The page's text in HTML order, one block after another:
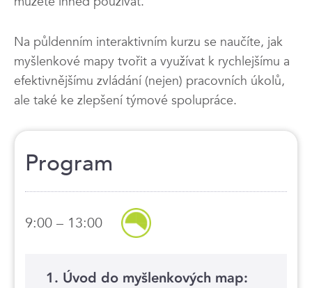
Na půldenním interaktivním kurzu se naučíte, jak
myšlenkové mapy tvořit a využívat k rychlejšímu a
efektivnějšímu zvládání (nejen) pracovních úkolů,
ale také ke zlepšení týmové spolupráce.
Program
9:00 – 13:00
1. Úvod do myšlenkových map: